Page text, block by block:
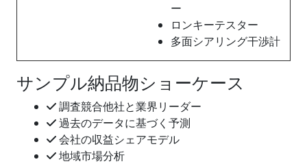
ー
ロンキーテスター
多面シアリング干渉計
サンプル納品物ショーケース
調査競合他社と業界リーダー
過去のデータに基づく予測
会社の収益シェアモデル
地域市場分析